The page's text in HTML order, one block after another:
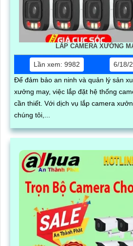
LẮP CAMERA XƯỞNG
Lần xem: 9982
6/18/
Để đảm bảo an ninh và quản lý sản
xưởng may, việc lắp đặt hệ thống
cần thiết. Với dịch vụ lắp camera xưởng may giá rẻ của
chúng tôi,...